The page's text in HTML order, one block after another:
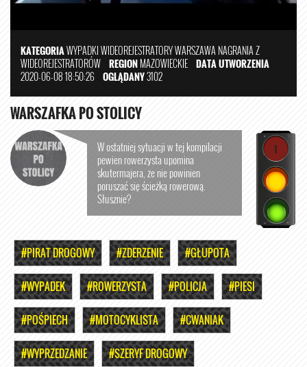
KATEGORIAWYPADKIWIDEOREJESTRATORYWARSZAWA NAGRANIA Z
WIDEOREJESTRATORÓW REGIONMAZOWIECKIE DATA UTWORZENIA
2020-06-08 18:50:26 OGLĄDANY3102
WARSZAFKA PO STOLICY
W ostatniej sytuacji w tej kompilacji
pewien rowerzysta upomina
skutermajera, że nie powinien
poruszać się ścieżką rowerową.
Słusznie?
1
#PIRAT DROGOWY #ZDERZENIE #GŁUPOTA
#WYPADEK #ROWERZYSTA #POLICJA #PIESI
#POŚPIECH #MOTOCYKLISTA #CWANIAK
#WYPRZEDZANIE #SZERYF DROGOWY